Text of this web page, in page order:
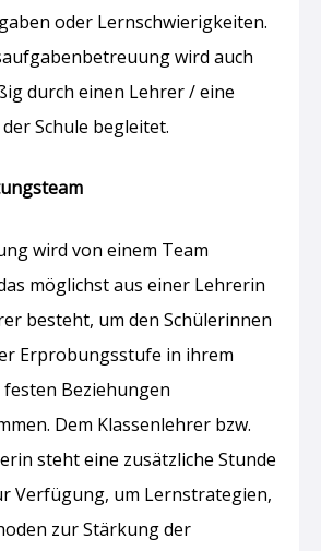
oder Lernschwierigkeiten.
wird auch
durch einen Lehrer / eine
Schule begleitet.
wird von einem Team
möglichst aus einer Lehrerin
besteht, um den Schülerinnen
Erprobungsstufe in ihrem
Beziehungen
Dem Klassenlehrer bzw.
steht eine zusätzliche Stunde
Verfügung, um Lernstrategien,
zur Stärkung der